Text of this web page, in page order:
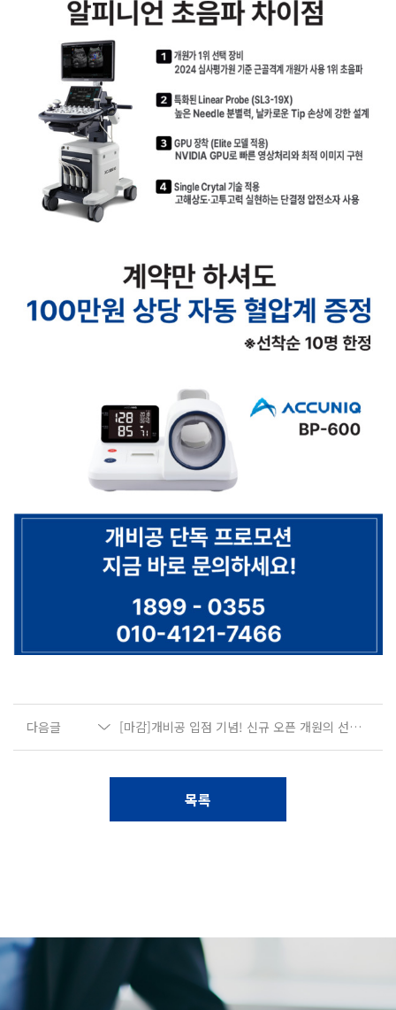
다음글 [마감]개비공 입점 기념! 신규 오픈 개원의 선착순 프로모션 EVENT!
목록